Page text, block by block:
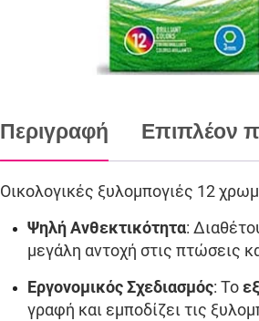
Περιγραφή Επιπλέον
Οικολογικές ξυλομπογιές 12
Ψηλή Ανθεκτικότητα:
μεγάλη αντοχή στις πτώσεις
Εργονομικός Σχεδιασμός: Το
γραφή και εμποδίζει τις